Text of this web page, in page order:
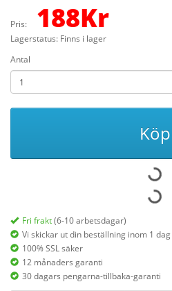
Pris: 188Kr
Lagerstatus: Finns i lager
Antal
Köp
Fri frakt(6-10 arbetsdagar)
Vi skickar ut din beställning inom 1 dag
100% SSL säker
12 månaders garanti
30 dagars pengarna-tillbaka-garanti